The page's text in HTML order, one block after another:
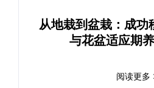
从地栽到盆栽：成功
与花盆适应期
阅读更多